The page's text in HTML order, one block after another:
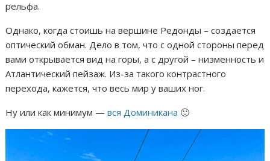
рельфа.
Однако, когда стоишь на вершине Редонды – создается
оптический обман. Дело в том, что с одной стороны перед
вами открывается вид на горы, а с другой – низменность и
Атлантический пейзаж. Из-за такого контрастного
перехода, кажется, что весь мир у ваших ног.
Ну или как минимум —вся Доминикана 🙂